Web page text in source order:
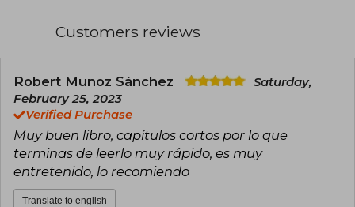
Hudson Theatre in Los Angeles. She hosts a
uncomfortable topics. She lives in Los Angeles.
Customers reviews
Robert Muñoz Sánchez
Saturday,
February 25, 2023
Verified Purchase
Muy buen libro, capítulos cortos por lo que
terminas de leerlo muy rápido, es muy
entretenido, lo recomiendo
Translate to english